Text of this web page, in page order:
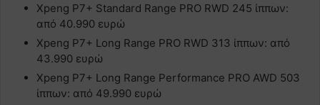
Xpeng P7+ Standard Range PRO RWD 245 ίππων:
από 40.990 ευρώ
Xpeng P7+ Long Range PRO RWD 313 ίππων: από
43.990 ευρώ
Xpeng P7+ Long Range Performance PRO AWD 503
ίππων: από 49.990 ευρώ